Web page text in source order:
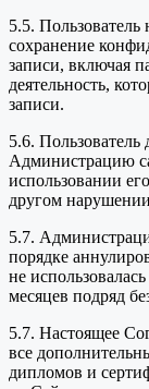
5.5. Пользователь
сохранение
записи, включая
деятельность,
записи.
5.6.
Администрацию
использовании
другом
5.7.
порядке
не
месяцев подряд
5.7. Настоящее
все
дипломов и